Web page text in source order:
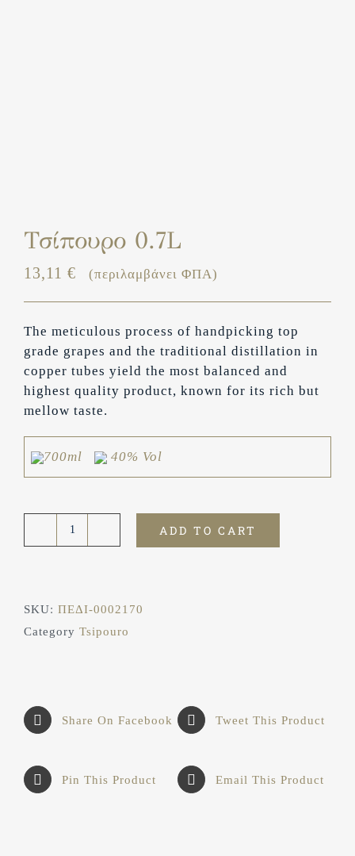
Τσίπουρο 0.7L
13,11 € (περιλαμβάνει ΦΠΑ)
Τhe meticulous process of handpicking top
grade grapes and the traditional distillation in
copper tubes yield the most balanced and
highest quality product, known for its rich but
mellow taste.
700ml 40% Vol
ADD TO CART
SKU: ΠΕΔΙ-0002170
Category Tsipouro
Share On Facebook Tweet This Product
Pin This Product Email This Product